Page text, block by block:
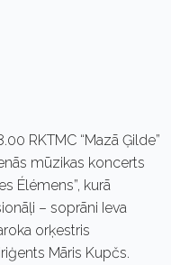
RKTMC “Mazā Ģilde”
mūzikas koncerts
Élémens”, kurā
– soprāni Ieva
orķestris
Māris Kupčs.